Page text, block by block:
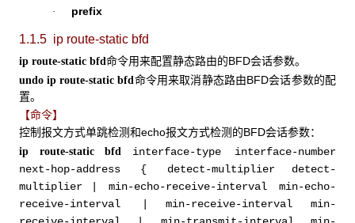
· prefix
1.1.5 ip route-static bfd
ip route-static bfd命令用来配置静态路由的BFD会话参数。
undo ip route-static bfd命令用来取消静态路由BFD会话参数的配
置。
【命令】
控制报文方式单跳检测和echo报文方式检测的BFD会话参数：
ip route-static bfd interface-type interface-number
next-hop-address { detect-multiplier
detect-
multiplier
|min-echo-receive-intervalmin-echo-
receive-interval min-receive-interval
min-